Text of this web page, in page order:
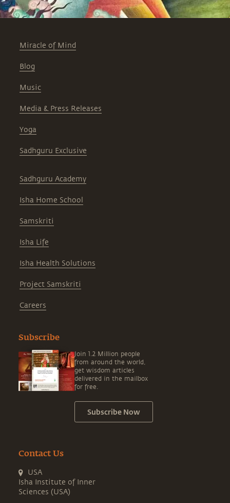
Miracle of Mind
Blog
Music
Media & Press Releases
Yoga
Sadhguru Exclusive
Sadhguru Academy
Isha Home School
Samskriti
Isha Life
Isha Health Solutions
Project Samskriti
Careers
Subscribe
Join 1.2 Million people
from around the world,
get wisdom articles
delivered in the mailbox
for free.
Subscribe Now
Contact Us
USA
Isha Institute of Inner
Sciences (USA)